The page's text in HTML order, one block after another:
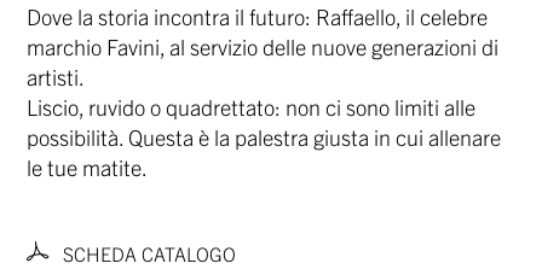
Dove la storia incontra il futuro: Raffaello, il celebre
marchio Favini, al servizio delle nuove generazioni di
artisti.
Liscio, ruvido o quadrettato: non ci sono limiti alle
possibilità. Questa è la palestra giusta in cui allenare
le tue matite.
SCHEDA CATALOGO